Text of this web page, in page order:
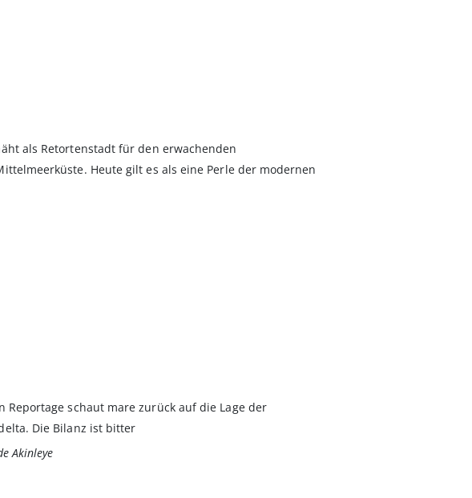
als Retortenstadt für den erwachenden
Heute gilt es als eine Perle der modernen
Reportage schaut mare zurück auf die Lage der
Die Bilanz ist bitter
Akinleye